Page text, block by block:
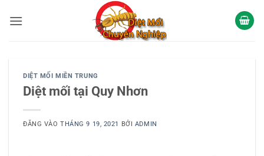
qua
DIỆT MỐI MIỀN TRUNG
Diệt mối tại Quy Nhơn
ĐĂNG VÀOTHÁNG 9 19, 2021 BỞI ADMIN